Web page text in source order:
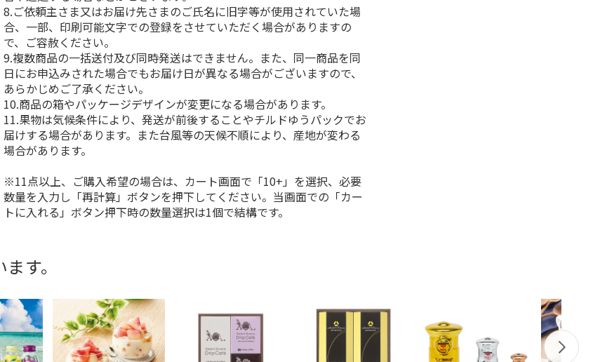
8.ご依頼主さま又はお届け先さまのご氏名に旧字等が使用されていた場
合、一部、印刷可能文字での登録をさせていただく場合がありますの
で、ご容赦ください。
9.複数商品の一括送付及び同時発送はできません。また、同一商品を同
日にお申込みされた場合でもお届け日が異なる場合がございますので、
あらかじめご了承ください。
10.商品の箱やパッケージデザインが変更になる場合があります。
11.果物は気候条件により、発送が前後することやチルドゆうパックでお
届けする場合があります。また台風等の天候不順により、産地が変わる
場合があります。
※11点以上、ご購入希望の場合は、カート画面で「10+」を選択、必要
数量を入力し「再計算」ボタンを押下してください。当画面での「カー
トに入れる」ボタン押下時の数量選択は1個で結構です。
す。